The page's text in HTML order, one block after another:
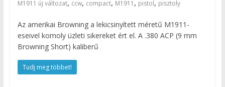
M1911 új változat, ccw, compact, M1911 , pistol, pisztoly
Az amerikai Browning a lekicsinyített méretű M1911-
eseivel komoly üzleti sikereket ért el. A .380 ACP (9 mm
Browning Short) kaliberű
Tudj meg többet!